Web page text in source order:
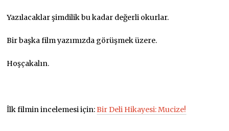
Yazılacaklar şimdilik bu kadar değerli okurlar.
Bir başka film yazımızda görüşmek üzere.
Hoşçakalın.
İlk filmin incelemesi için:Bir Deli Hikayesi: Mucize!